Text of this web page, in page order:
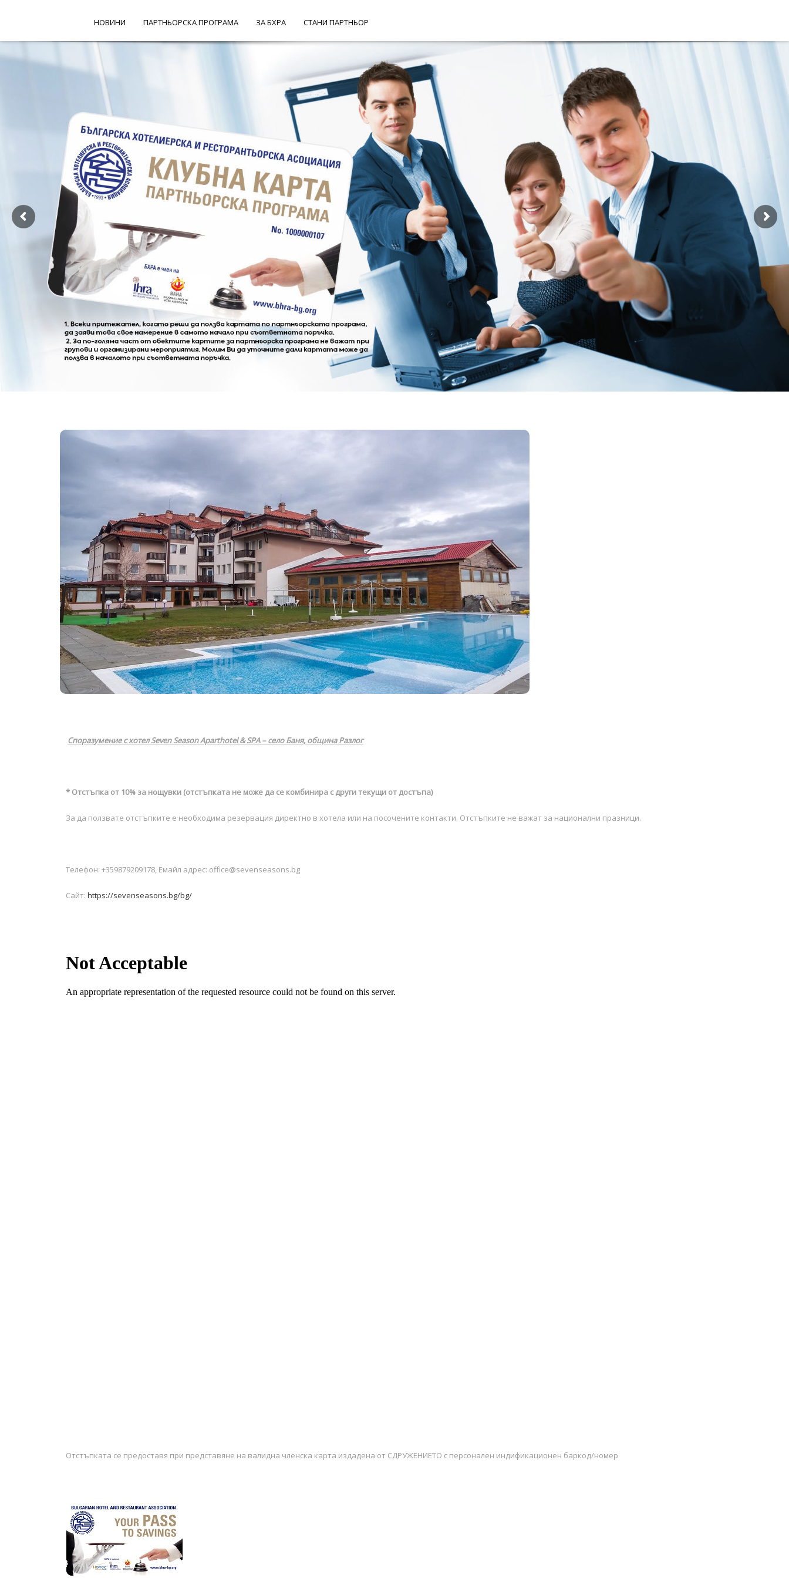
НОВИНИ ПАРТНЬОРСКА ПРОГРАМА ЗА БХРА СТАНИ ПАРТНЬОР
Споразумение с хотел Seven Season Aparthotel & SPA – село Баня, община Разлог
* Отстъпка от 10% за нощувки (отстъпката не може да се комбинира с други текущи от достъпа)
За да ползвате отстъпките е необходима резервация директно в хотела или на посочените контакти. Отстъпките не важат за национални празници.
Телефон: +359879209178, Емайл адрес: office@sevenseasons.bg
Сайт: https://sevenseasons.bg/bg/
Отстъпката се предоставя при представяне на валидна членска карта издадена от СДРУЖЕНИЕТО с персонален индификационен баркод/номер